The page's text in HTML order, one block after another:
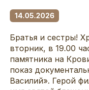
14.05.2026
Братья и сестры!
вторник, в 19.00
памятника на
показ
Василий». Герой